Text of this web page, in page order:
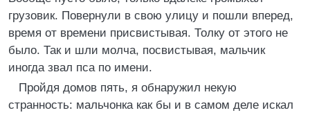
грузовик. Повернули в свою улицу и пошли вперед,
время от времени присвистывая. Толку от этого не
было. Так и шли молча, посвистывая, мальчик
иногда звал пса по имени.
Пройдя домов пять, я обнаружил некую
странность: мальчонка как бы и в самом деле искал